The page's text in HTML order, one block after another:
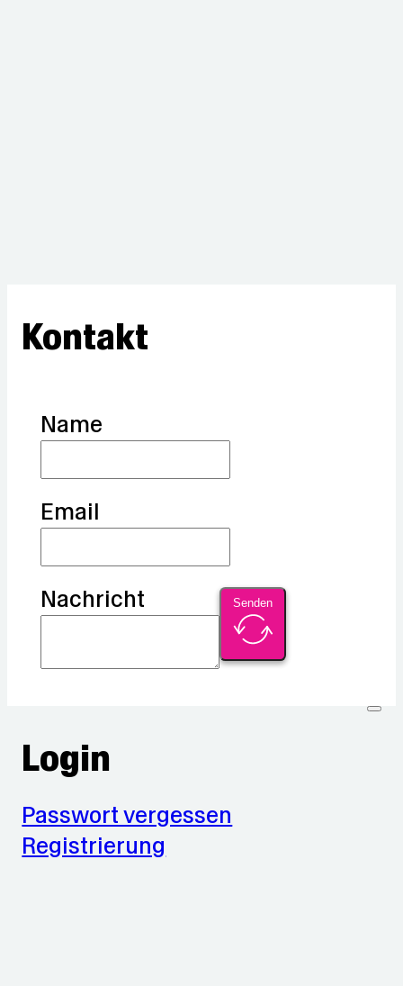
Kontakt
Name
Email
Nachricht Senden
Login
Passwort vergessen
Registrierung